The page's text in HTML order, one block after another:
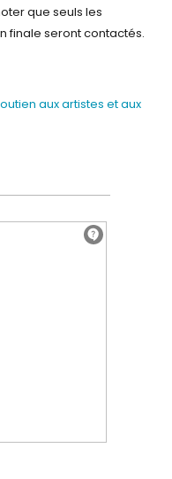
seuls les
finale seront contactés.
aux artistes et aux